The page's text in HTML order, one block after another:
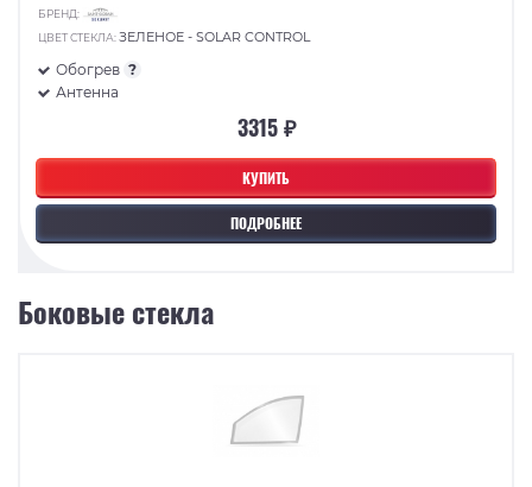
КУПИТЬ
ПОДРОБНЕЕ
БРЕНД:
ЦВЕТ СТЕКЛА:ЗЕЛЕНОЕ - SOLAR CONTROL
Обогрев ?
Антенна
3315 ₽
Боковые стекла